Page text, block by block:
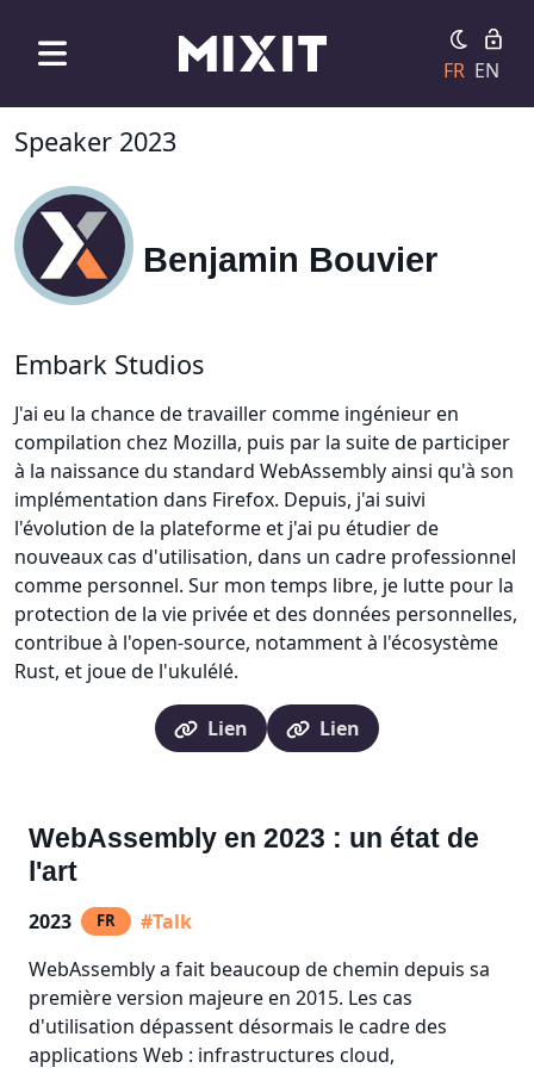
FR EN
Speaker 2023
Benjamin Bouvier
Embark Studios
J'ai eu la chance de travailler comme ingénieur en
compilation chez Mozilla, puis par la suite de participer
à la naissance du standard WebAssembly ainsi qu'à son
implémentation dans Firefox. Depuis, j'ai suivi
l'évolution de la plateforme et j'ai pu étudier de
nouveaux cas d'utilisation, dans un cadre professionnel
comme personnel. Sur mon temps libre, je lutte pour la
protection de la vie privée et des données personnelles,
contribue à l'open-source, notamment à l'écosystème
Rust, et joue de l'ukulélé.
Lien Lien
WebAssembly en 2023 : un état de
l'art
2023 FR
#Talk
WebAssembly a fait beaucoup de chemin depuis sa
première version majeure en 2015. Les cas
d'utilisation dépassent désormais le cadre des
applications Web : infrastructures cloud,